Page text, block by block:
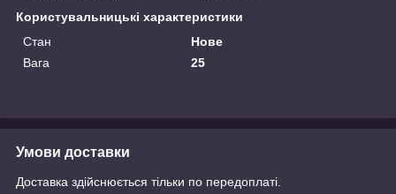
Користувальницькі характеристики
Стан
Нове
Вага
25
Умови доставки
Доставка здійснюється тільки по передоплаті.